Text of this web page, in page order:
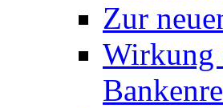
Zur
Wirkung